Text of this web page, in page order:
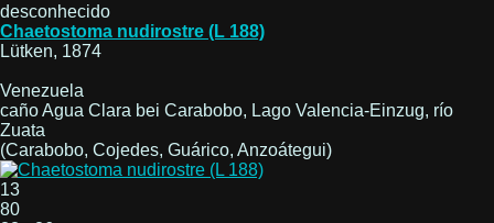
desconhecido
Chaetostoma nudirostre (L 188)
Lütken, 1874
Venezuela
caño Agua Clara bei Carabobo, Lago Valencia-Einzug, río
Zuata
(Carabobo, Cojedes, Guárico, Anzoátegui)
13
80